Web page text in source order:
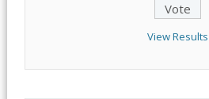
View Results